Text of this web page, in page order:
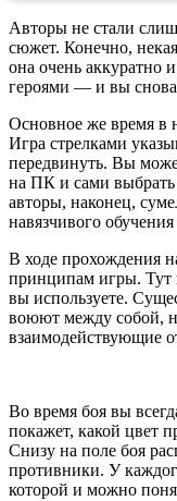
Авторы не стали
сюжет. Конечно,
она очень аккуратно
героями — и вы снова
Основное же время в
Игра стрелками
передвинуть. Вы
на ПК и сами выбрать
авторы, наконец,
навязчивого
В ходе прохождения
принципам игры. Тут
вы используете.
воюют между собой,
взаимодействующие
Во время боя вы
покажет, какой цвет
Снизу на поле боя
противники. У
которой и можно